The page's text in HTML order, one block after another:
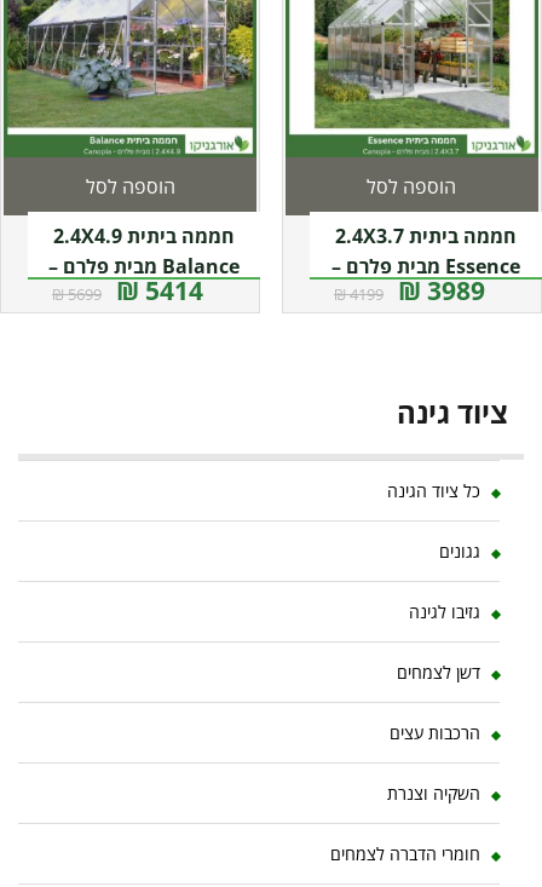
חממה ביתית 2.4X3.7
Essence מבית פלרם –
Canopia
3989 ₪
4199 ₪
הוספה לסל
חממה ביתית 2.4X4.9
Balance מבית פלרם –
Canopia
5414 ₪
5699 ₪
הוספה לסל
ציוד גינה
כל ציוד הגינה
גגונים
גזיבו לגינה
דשן לצמחים
הרכבות עצים
השקיה וצנרת
חומרי הדברה לצמחים